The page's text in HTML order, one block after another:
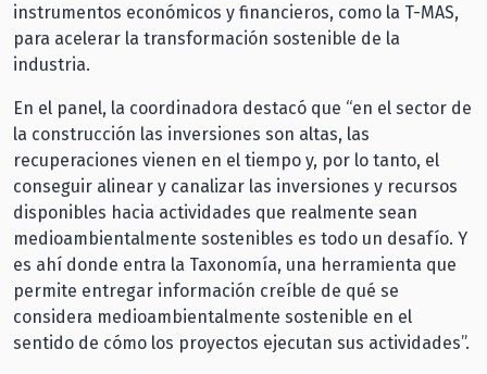
instrumentos económicos y financieros, como la T-MAS,
para acelerar la transformación sostenible de la
industria.
En el panel, la coordinadora destacó que “en el sector de
la construcción las inversiones son altas, las
recuperaciones vienen en el tiempo y, por lo tanto, el
conseguir alinear y canalizar las inversiones y recursos
disponibles hacia actividades que realmente sean
medioambientalmente sostenibles es todo un desafío. Y
es ahí donde entra la Taxonomía, una herramienta que
permite entregar información creíble de qué se
considera medioambientalmente sostenible en el
sentido de cómo los proyectos ejecutan sus actividades”.